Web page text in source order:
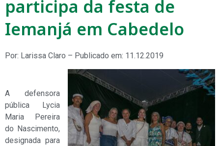
participa da festa de
Iemanjá em Cabedelo
Por: Larissa Claro – Publicado em: 11.12.2019
A defensora
pública Lycia
Maria Pereira
do Nascimento,
designada para